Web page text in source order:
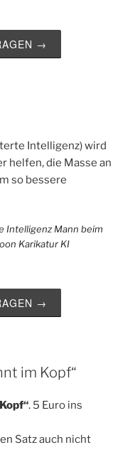
→
Intelligenz) wird
helfen, die Masse an
so bessere
→
im Kopf“
. 5 Euro ins
Satz auch nicht